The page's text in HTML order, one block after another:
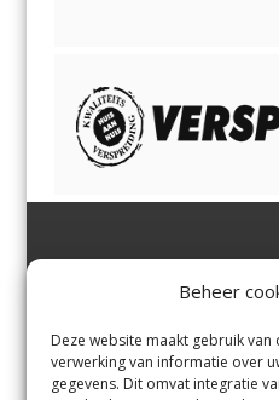
Beheer
Deze website maakt gebruik
verwerking van informatie over
gegevens. Dit omvat integratie
Margadantstraat 34
0255-533900
info@jutter.nlofinfo@hofgee
st.nl